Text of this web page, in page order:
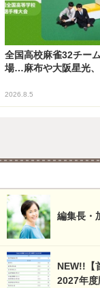
全国高校麻雀32チー
場…麻布や大阪星光
2026.8.5
編集長・
NEW!!【
2027年度